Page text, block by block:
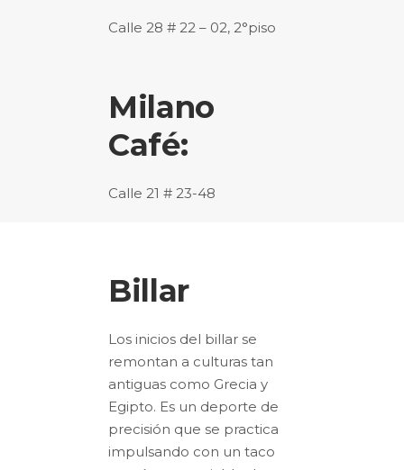
Calle 28 # 22 – 02, 2°piso
Milano
Café:
Calle 21 # 23-48
Billar
Los inicios del billar se
remontan a culturas tan
antiguas como Grecia y
Egipto. Es un deporte de
precisión que se practica
impulsando con un taco